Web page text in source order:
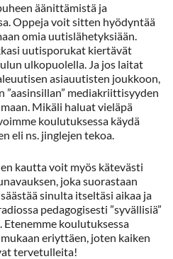
äänittämistä ja
Oppeja voit sitten hyödyntää
omia uutislähetyksiään.
uutisporukat kiertävät
ulkopuolella. Ja jos laitat
asiauutisten joukkoon,
mediakriittisyyden
Mikäli haluat vieläpä
koulutuksessa käydä
eli ns. jinglejen tekoa.
kautta voit myös kätevästi
joka suorastaan
sinulta itseltäsi aikaa ja
pedagogisesti ”syvällisiä”
Etenemme koulutuksessa
eriyttäen, joten kaiken
tervetulleita!